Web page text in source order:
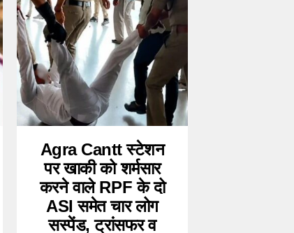
Agra Cantt स्टेशन
पर खाकी को शर्मसार
करने वाले RPF के दो
ASI समेत चार लोग
सस्पेंड, ट्रांसफर व